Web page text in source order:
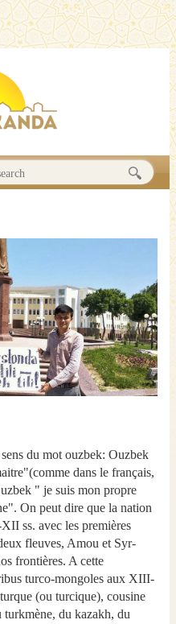
du mot ouzbek: Ouzbek
dans le français,
" je suis mon propre
On peut dire que la nation
ss. avec les premières
fleuves, Amou et Syr-
frontières. A cette
turco-mongoles aux XIII-
(ou turcique), cousine
turkmène, du kazakh, du